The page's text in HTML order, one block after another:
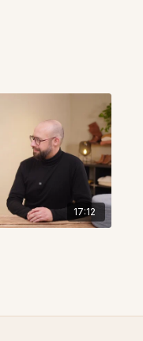
17:12